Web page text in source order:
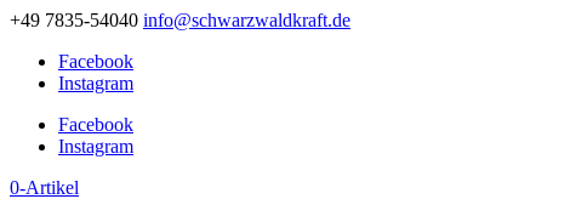
+49 7835-54040 info@schwarzwaldkraft.de
Facebook
Instagram
Facebook
Instagram
0-Artikel